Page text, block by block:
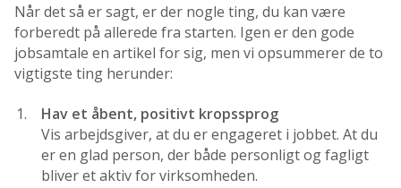
Når det så er sagt, er der nogle ting, du kan være
forberedt på allerede fra starten. Igen er den gode
jobsamtale en artikel for sig, men vi opsummerer de to
vigtigste ting herunder:
Hav et åbent, positivt kropssprog
Vis arbejdsgiver, at du er engageret i jobbet. At du
er en glad person, der både personligt og fagligt
bliver et aktiv for virksomheden.